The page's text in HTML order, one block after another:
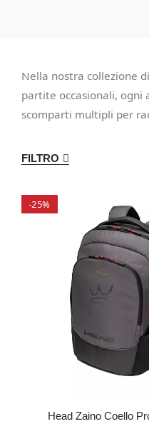
Nella nostra collezione
partite occasionali, ogni
scomparti multipli per
FILTRO
-25%
Head Zaino Coello